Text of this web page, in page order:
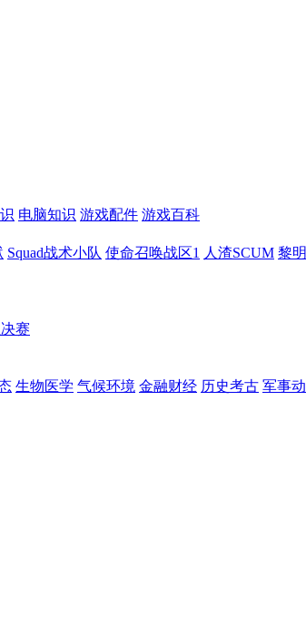
电脑知识 游戏配件 游戏百科
Squad战术小队 使命召唤战区1 人渣SCUM 黎
赛
生物医学 气候环境 金融财经 历史考古 军事